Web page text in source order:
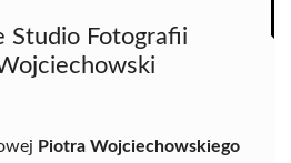
Studio Fotografii
Piotra Wojciechowskiego